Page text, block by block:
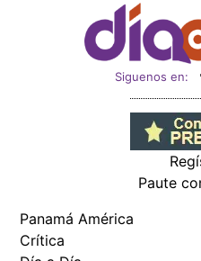
Siguenos en:
Paute
Panamá América
Crítica